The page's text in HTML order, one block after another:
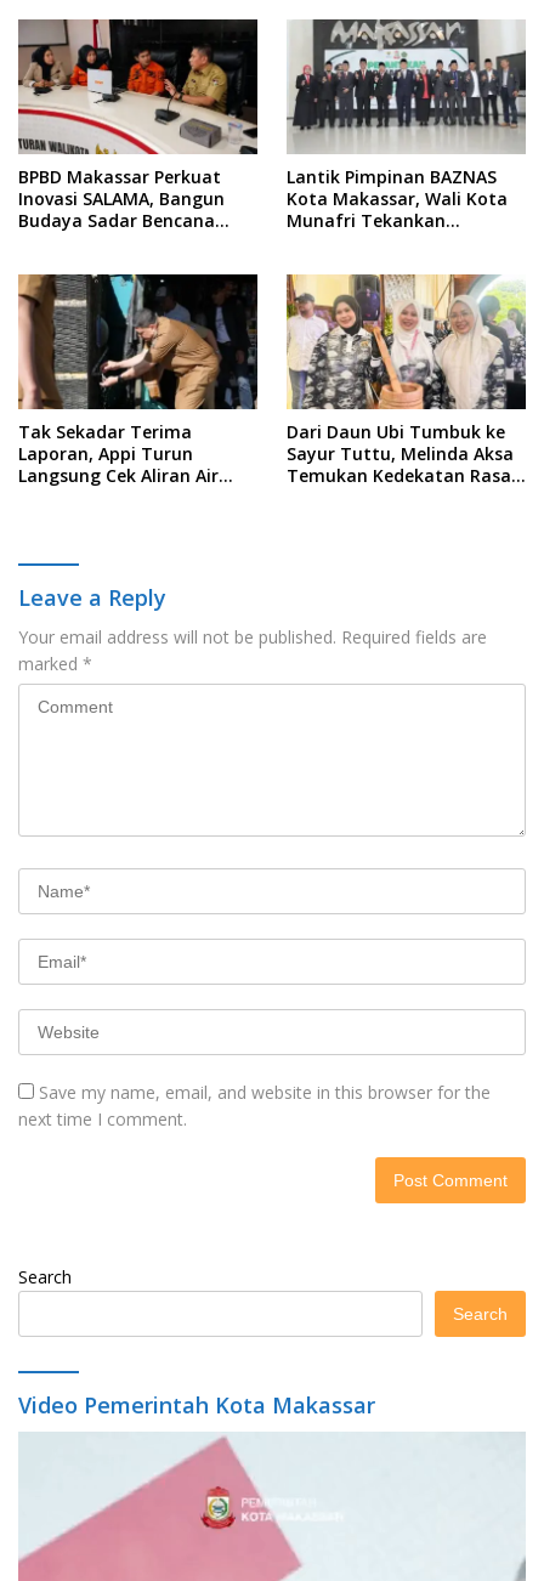
BPBD Makassar Perkuat
Inovasi SALAMA, Bangun
Budaya Sadar Bencana
Lantik Pimpinan BAZNAS
Kota Makassar, Wali Kota
Munafri Tekankan
Data
Tak Sekadar Terima
Laporan, Appi Turun
Langsung Cek Aliran Air
Dari Daun Ubi Tumbuk ke
Sayur Tuttu, Melinda Aksa
Temukan Kedekatan Rasa
Leave a Reply
Your email address will not be published. Required fields are
marked *
Save my name, email, and website in this browser for the
next time I comment.
Search
Search
Video Pemerintah Kota Makassar